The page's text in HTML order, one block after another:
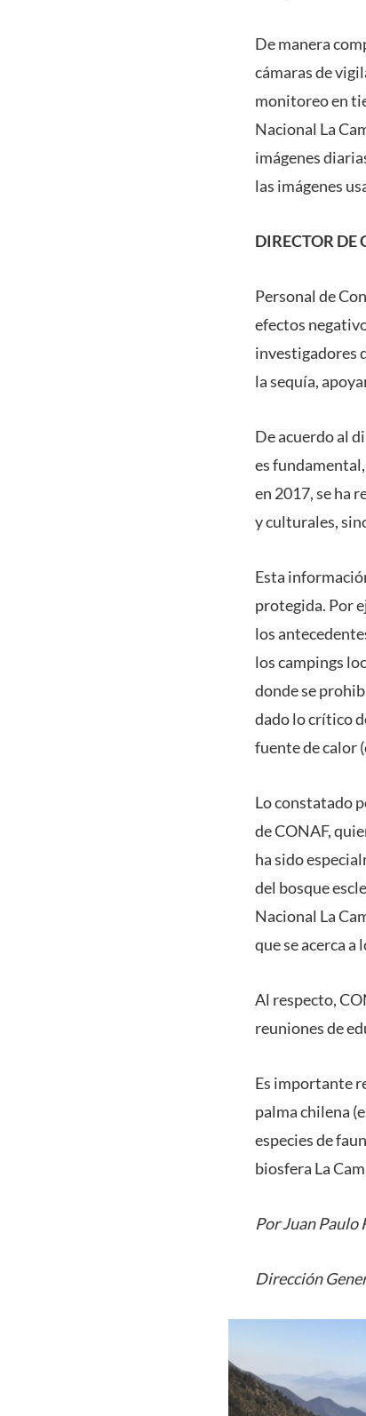
De manera
cámaras de
monitoreo en
Nacional La
imágenes
las imágenes
DIRECTOR
Personal de
efectos
investigadores
la sequía,
De acuerdo al
es
en 2017, se ha
y culturales,
Esta
protegida. Por
los
los campings
donde se
dado lo crítico
fuente de calor
Lo constatado
de CONAF,
ha sido
del bosque
Nacional La
que se acerca a
Al respecto,
reuniones de
Es importante
palma chilena
especies de
biosfera La
Por Juan Paulo
Dirección